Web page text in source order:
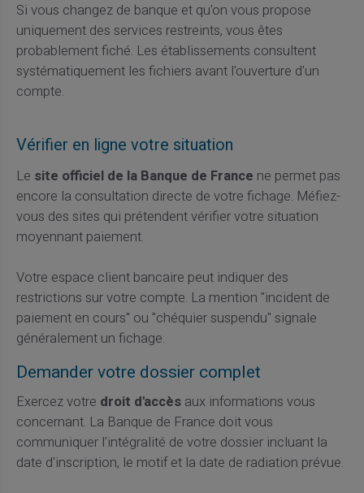
Si vous changez de banque et qu'on vous propose
uniquement des services restreints, vous êtes
probablement fiché. Les établissements consultent
systématiquement les fichiers avant l'ouverture d'un
compte.
Vérifier en ligne votre situation
Le site officiel de la Banque de France ne permet pas
encore la consultation directe de votre fichage. Méfiez-
vous des sites qui prétendent vérifier votre situation
moyennant paiement.
Votre espace client bancaire peut indiquer des
restrictions sur votre compte. La mention "incident de
paiement en cours" ou "chéquier suspendu" signale
généralement un fichage.
Demander votre dossier complet
Exercez votre droit d'accèsaux informations vous
concernant. La Banque de France doit vous
communiquer l'intégralité de votre dossier incluant la
date d'inscription, le motif et la date de radiation prévue.